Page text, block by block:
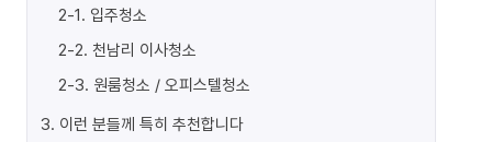
2-1. 입주청소
2-2. 천남리 이사청소
2-3. 원룸청소 / 오피스텔청소
3. 이런 분들께 특히 추천합니다